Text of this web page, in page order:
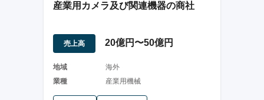
産業用カメラ及び関連機器の商社
売上高 20億円〜50億円
地域
海外
業種
産業用機械